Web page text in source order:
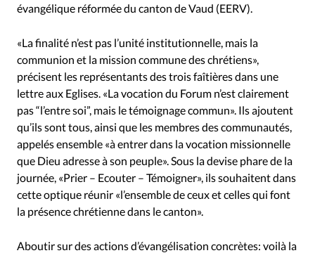
évangélique réformée du canton de Vaud (EERV).
«La finalité n’est pas l’unité institutionnelle, mais la
communion et la mission commune des chrétiens»,
précisent les représentants des trois faîtières dans une
lettre aux Eglises. «La vocation du Forum n’est clairement
pas “l’entre soi”, mais le témoignage commun». Ils ajoutent
qu’ils sont tous, ainsi que les membres des communautés,
appelés ensemble «à entrer dans la vocation missionnelle
que Dieu adresse à son peuple». Sous la devise phare de la
journée, «Prier – Ecouter – Témoigner», ils souhaitent dans
cette optique réunir «l’ensemble de ceux et celles qui font
la présence chrétienne dans le canton».
Aboutir sur des actions d’évangélisation concrètes: voilà la